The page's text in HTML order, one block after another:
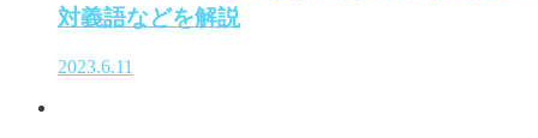
対義語などを解説
2023.6.11